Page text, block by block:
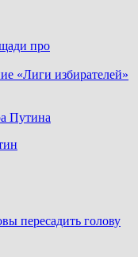
про
«Лиги избирателей»
Путина
пересадить голову